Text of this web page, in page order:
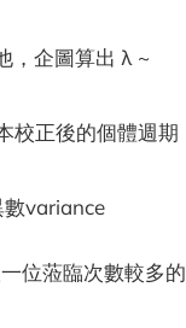
，企圖算出 λ ~
校正後的個體週期
variance
位蒞臨次數較多的